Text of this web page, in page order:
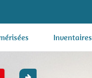
Inventaires